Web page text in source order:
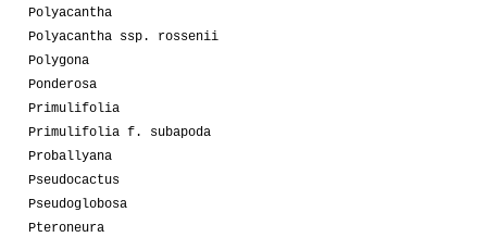
Polyacantha
Polyacantha ssp. rossenii
Polygona
Ponderosa
Primulifolia
Primulifolia f. subapoda
Proballyana
Pseudocactus
Pseudoglobosa
Pteroneura